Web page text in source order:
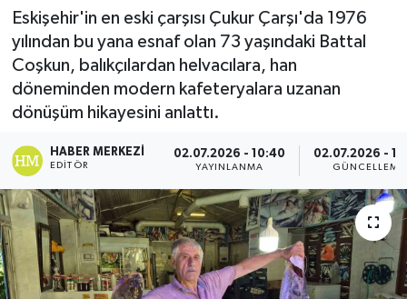
Eskişehir'in en eski çarşısı Çukur Çarşı'da 1976
yılından bu yana esnaf olan 73 yaşındaki Battal
Coşkun, balıkçılardan helvacılara, han
döneminden modern kafeteryalara uzanan
dönüşüm hikayesini anlattı.
HABER MERKEZI
EDITÖR
02.07.2026 - 10:40
YAYINLANMA
02.07.2026 -
GÜNCELLEME
Son Dakika Haberleri
Haber Arşivi